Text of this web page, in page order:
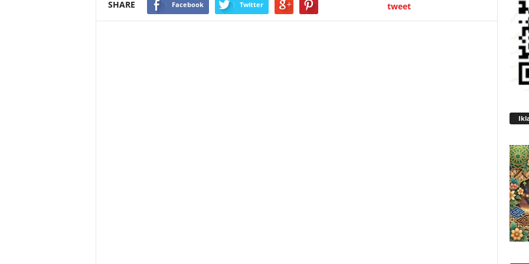
SHARE Facebook Twitter tweet